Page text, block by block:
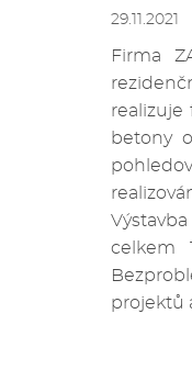
29.11.2021
Firma
realizuje
betony
celkem
projektů